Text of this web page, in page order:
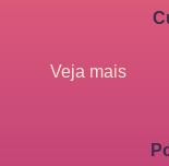
Veja mais